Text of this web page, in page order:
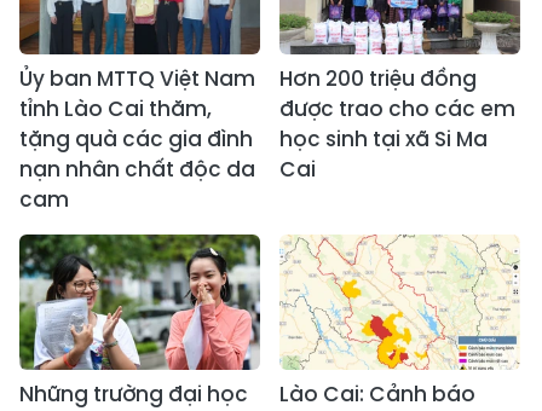
Ủy ban MTTQ Việt Nam
tỉnh Lào Cai thăm,
tặng quà các gia đình
nạn nhân chất độc da
cam
Hơn 200 triệu đồng
được trao cho các em
học sinh tại xã Si Ma
Cai
Những trường đại học
Lào Cai: Cảnh báo